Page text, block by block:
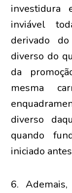
investidura
inviável
derivado
diverso do
da
mesma
diverso
quando
iniciado
6.